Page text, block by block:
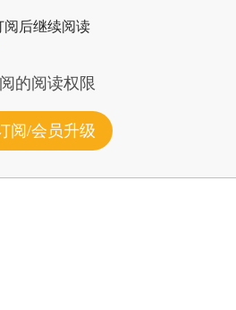
阅后继续阅读
的阅读权限
阅/会员升级